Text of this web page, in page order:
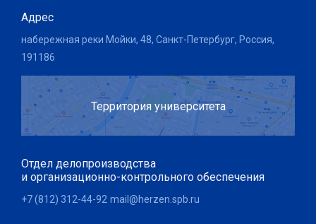
Адрес
набережная реки Мойки, 48, Санкт-Петербург, Россия,
191186
Территория университета
Отдел делопроизводства
и организационно-контрольного обеспечения
+7 (812) 312-44-92 mail@herzen.spb.ru